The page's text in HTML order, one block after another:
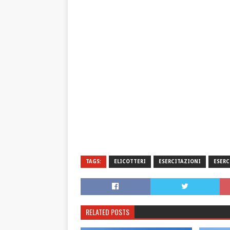
TAGS: ELICOTTERI ESERCITAZIONI
RELATED POSTS